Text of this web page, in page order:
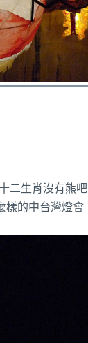
二生肖沒有熊吧